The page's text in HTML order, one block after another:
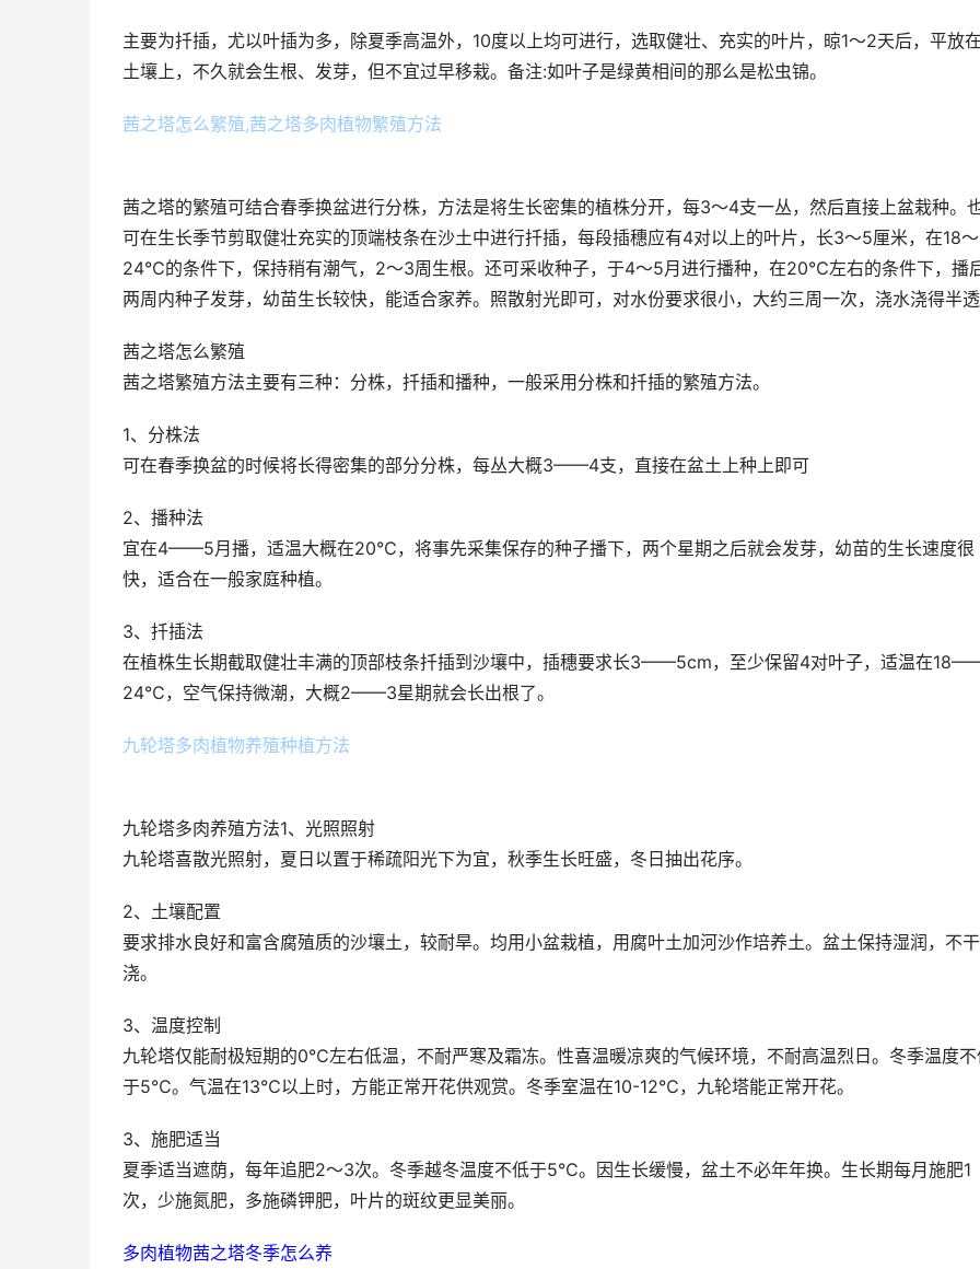
主要为扦插，尤以叶插为多，除夏季高温外，10度以上均可进行，选取健壮、充实的叶片，晾1～2天后，平放
土壤上，不久就会生根、发芽，但不宜过早移栽。备注:如叶子是绿黄相间的那么是松虫锦。
茜之塔怎么繁殖,茜之塔多肉植物繁殖方法
茜之塔的繁殖可结合春季换盆进行分株，方法是将生长密集的植株分开，每3～4支一丛，然后直接上盆栽种。
可在生长季节剪取健壮充实的顶端枝条在沙土中进行扦插，每段插穗应有4对以上的叶片，长3～5厘米，在18～
24℃的条件下，保持稍有潮气，2～3周生根。还可采收种子，于4～5月进行播种，在20℃左右的条件下，播
两周内种子发芽，幼苗生长较快，能适合家养。照散射光即可，对水份要求很小，大约三周一次，浇水浇得半
茜之塔怎么繁殖
茜之塔繁殖方法主要有三种：分株，扦插和播种，一般采用分株和扦插的繁殖方法。
1、分株法
可在春季换盆的时候将长得密集的部分分株，每丛大概3——4支，直接在盆土上种上即可
2、播种法
宜在4——5月播，适温大概在20℃，将事先采集保存的种子播下，两个星期之后就会发芽，幼苗的生长速度很
快，适合在一般家庭种植。
3、扦插法
在植株生长期截取健壮丰满的顶部枝条扦插到沙壤中，插穗要求长3——5cm，至少保留4对叶子，适温在
24℃，空气保持微潮，大概2——3星期就会长出根了。
九轮塔多肉植物养殖种植方法
九轮塔多肉养殖方法1、光照照射
九轮塔喜散光照射，夏日以置于稀疏阳光下为宜，秋季生长旺盛，冬日抽出花序。
2、土壤配置
要求排水良好和富含腐殖质的沙壤土，较耐旱。均用小盆栽植，用腐叶土加河沙作培养土。盆土保持湿润，不
浇。
3、温度控制
九轮塔仅能耐极短期的0℃左右低温，不耐严寒及霜冻。性喜温暖凉爽的气候环境，不耐高温烈日。冬季温度不
于5℃。气温在13℃以上时，方能正常开花供观赏。冬季室温在10-12℃，九轮塔能正常开花。
3、施肥适当
夏季适当遮荫，每年追肥2～3次。冬季越冬温度不低于5℃。因生长缓慢，盆土不必年年换。生长期每月施肥1
次，少施氮肥，多施磷钾肥，叶片的斑纹更显美丽。
多肉植物茜之塔冬季怎么养